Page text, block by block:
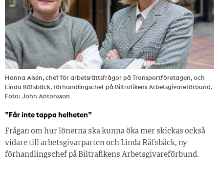
Hanna Alsén, chef för arbetsrättsfrågor på Transportföretagen, och
Linda Räfsbäck, förhandlingschef på Biltrafikens Arbetsgivareförbund.
Foto: John Antonsson
”Får inte tappa helheten”
Frågan om hur lönerna ska kunna öka mer skickas också
vidare till arbetsgivarparten och Linda Räfsbäck, ny
förhandlingschef på Biltrafikens Arbetsgivareförbund.